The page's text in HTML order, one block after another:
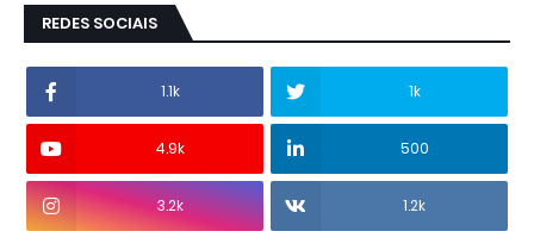
REDES SOCIAIS
1.1k 1k
4.9k 500
3.2k 1.2k